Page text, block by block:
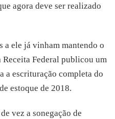
agora deve ser realizado
a ele já vinham mantendo o
Receita Federal publicou um
a escrituração completa do
estoque de 2018.
vez a sonegação de